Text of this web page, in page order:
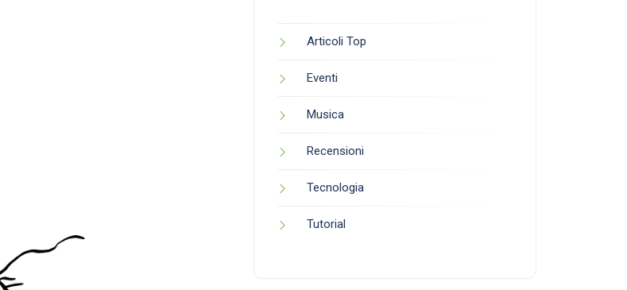
Articoli Top
Eventi
Musica
Recensioni
Tecnologia
Tutorial